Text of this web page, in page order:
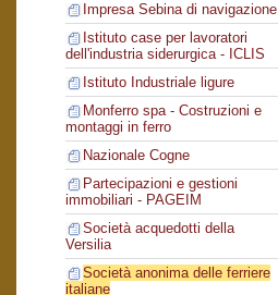
Impresa Sebina di navigazione
Istituto case per lavoratori
dell'industria siderurgica - ICLIS
Istituto Industriale ligure
Monferro spa - Costruzioni e
montaggi in ferro
Nazionale Cogne
Partecipazioni e gestioni
immobiliari - PAGEIM
Società acquedotti della
Versilia
Società anonima delle ferriere
italiane